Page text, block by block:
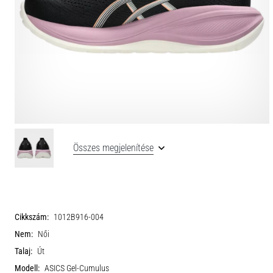
Összes megjelenítése
Cikkszám: 1012B916-004
Nem: Női
Talaj: Út
Modell: ASICS Gel-Cumulus